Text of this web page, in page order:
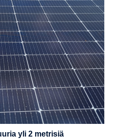
yli 2 metrisiä